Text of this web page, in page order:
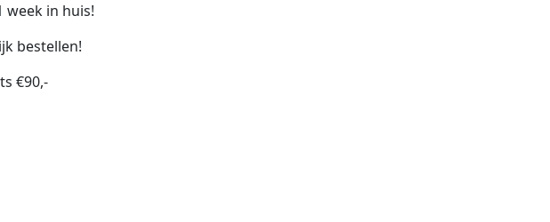
week in huis!
bestellen!
€90,-